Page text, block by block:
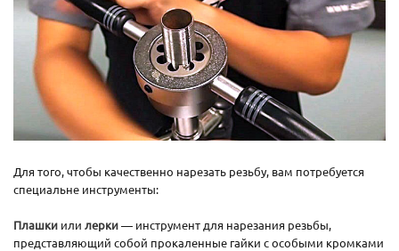
Для того, чтобы качественно нарезать резьбу, вам потребуется
специальне инструменты:
Плашки или лерки— инструмент для нарезания резьбы,
представляющий собой прокаленные гайки с особыми кромками